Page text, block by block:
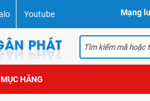
Youtube Mạng
HÃNG